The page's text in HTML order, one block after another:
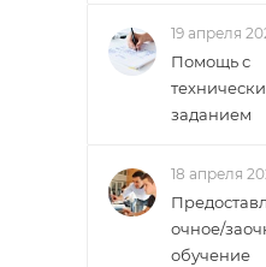
19 апреля
Помощь с
заданием
18 апреля
очное/
обучение